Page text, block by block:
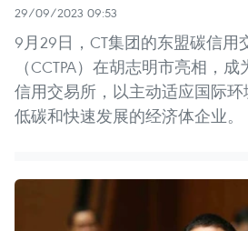
29/09/2023 09:53
9月29日，CT集团的东盟碳信用
（CCTPA）在胡志明市亮相，
信用交易所，以主动适应国际
低碳和快速发展的经济体企业。